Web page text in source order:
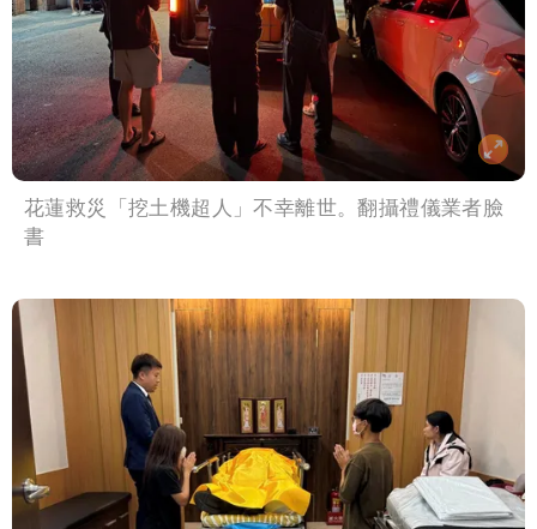
花蓮救災「挖土機超人」不幸離世。翻攝禮儀業者臉
書